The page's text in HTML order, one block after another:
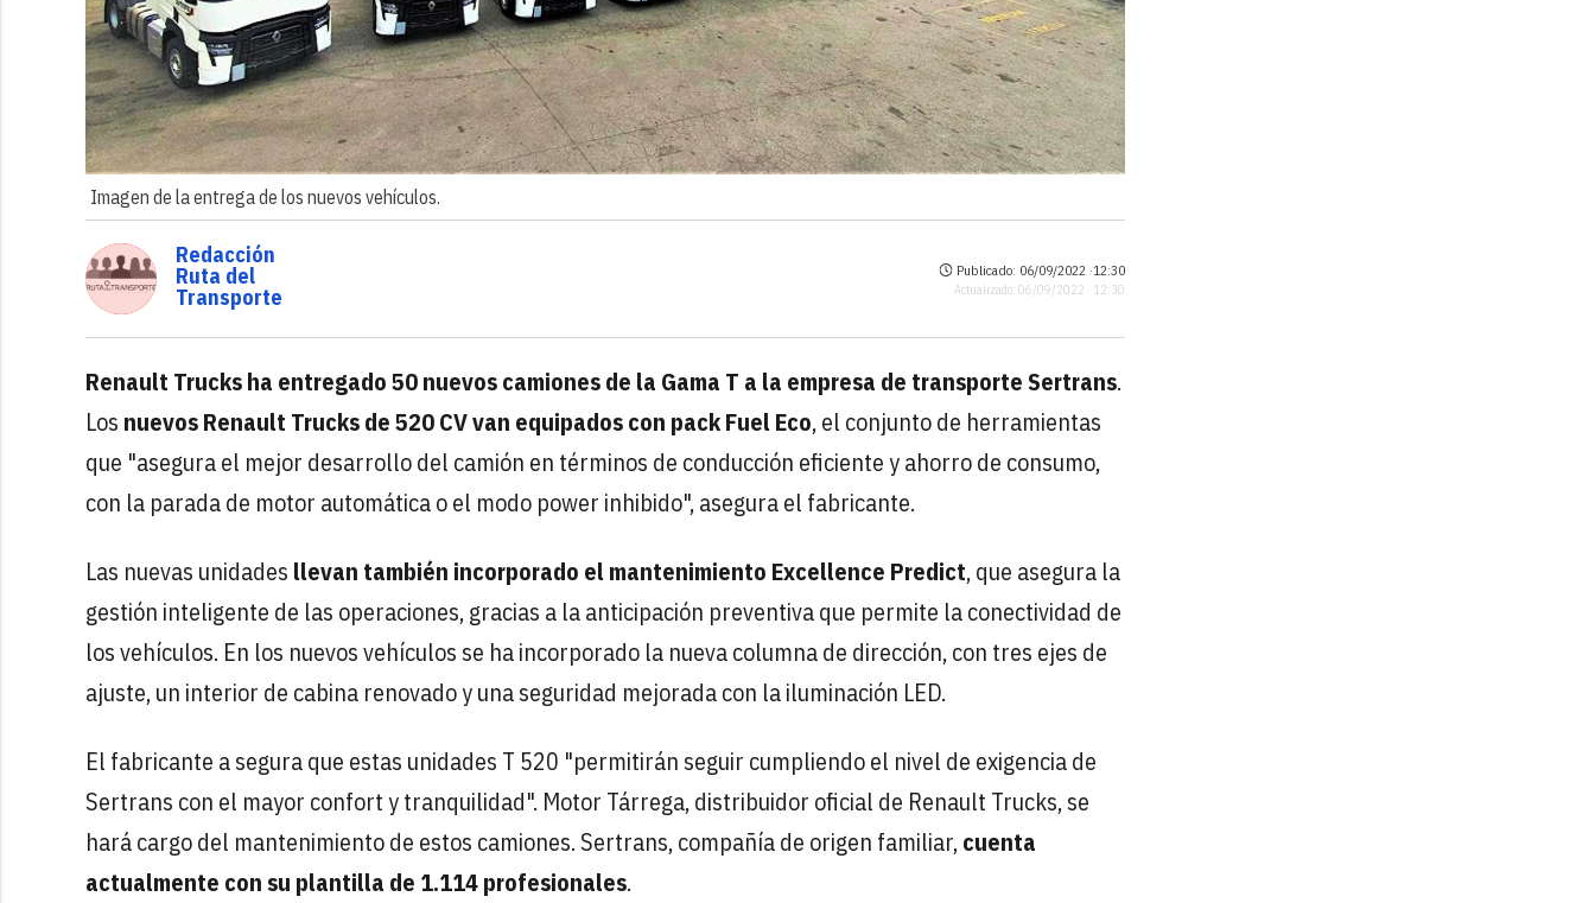
Imagen de la entrega de los nuevos vehículos.
Redacción
Ruta del
Transporte
Publicado: 06/09/2022 ·12:30
Actualizado: 06/09/2022 · 12:30
Renault Trucks ha entregado 50 nuevos camiones de la Gama T a la empresa de transporte Sertrans.
Los nuevos Renault Trucks de 520 CV van equipados con pack Fuel Eco, el conjunto de herramientas
que "asegura el mejor desarrollo del camión en términos de conducción eficiente y ahorro de consumo,
con la parada de motor automática o el modo power inhibido", asegura el fabricante.
Las nuevas unidades llevan también incorporado el mantenimiento Excellence Predict, que asegura la
gestión inteligente de las operaciones, gracias a la anticipación preventiva que permite la conectividad de
los vehículos. En los nuevos vehículos se ha incorporado la nueva columna de dirección, con tres ejes de
ajuste, un interior de cabina renovado y una seguridad mejorada con la iluminación LED.
El fabricante a segura que estas unidades T 520 "permitirán seguir cumpliendo el nivel de exigencia de
Sertrans con el mayor confort y tranquilidad". Motor Tárrega, distribuidor oficial de Renault Trucks, se
hará cargo del mantenimiento de estos camiones. Sertrans, compañía de origen familiar,cuenta
actualmente con su plantilla de 1.114 profesionales.